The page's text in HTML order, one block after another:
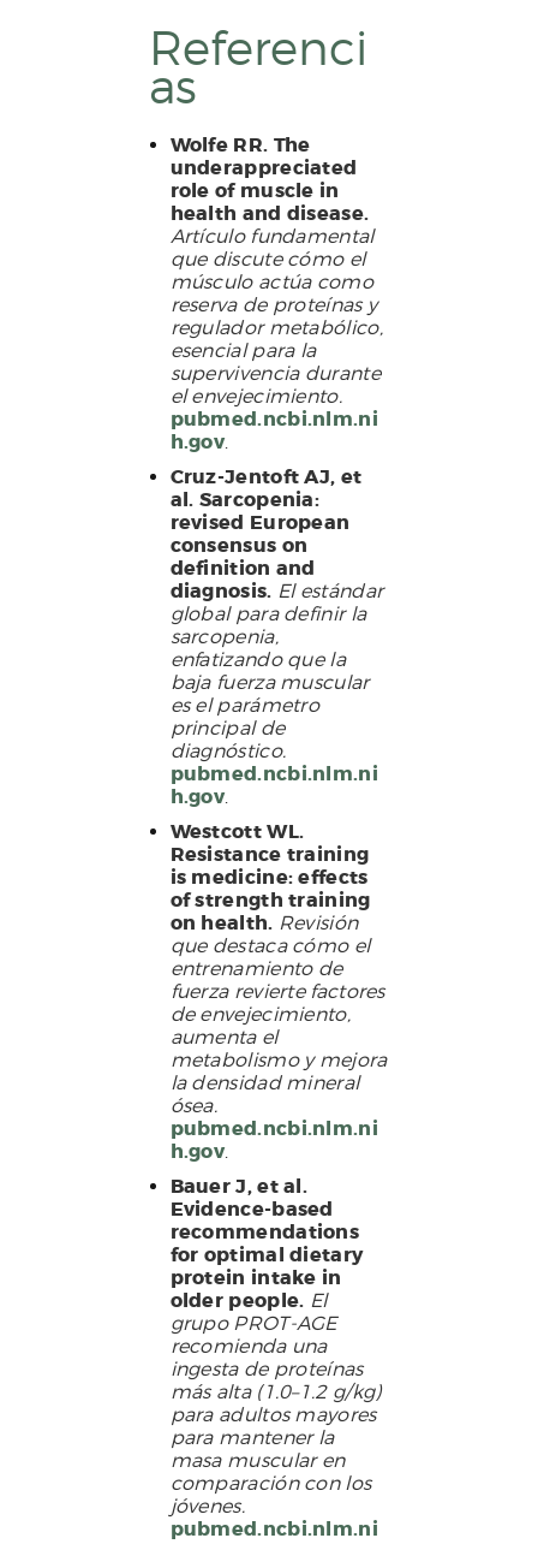
Referenci
as
Wolfe RR. The
underappreciated
role of muscle in
health and disease.
Artículo fundamental
que discute cómo el
músculo actúa como
reserva de proteínas y
regulador metabólico,
esencial para la
supervivencia durante
el envejecimiento.
pubmed.ncbi.nlm.ni
h.gov.
Cruz-Jentoft AJ, et
al. Sarcopenia:
revised European
consensus on
definition and
diagnosis. El estándar
global para definir la
sarcopenia,
enfatizando que la
baja fuerza muscular
es el parámetro
principal de
diagnóstico.
pubmed.ncbi.nlm.ni
h.gov.
Westcott WL.
Resistance training
is medicine: effects
of strength training
on health. Revisión
que destaca cómo el
entrenamiento de
fuerza revierte factores
de envejecimiento,
aumenta el
metabolismo y mejora
la densidad mineral
ósea.
pubmed.ncbi.nlm.ni
h.gov.
Bauer J, et al.
Evidence-based
recommendations
for optimal dietary
protein intake in
older people. El
grupo PROT-AGE
recomienda una
ingesta de proteínas
más alta (1.0–1.2 g/kg)
para adultos mayores
para mantener la
masa muscular en
comparación con los
jóvenes.
pubmed.ncbi.nlm.ni